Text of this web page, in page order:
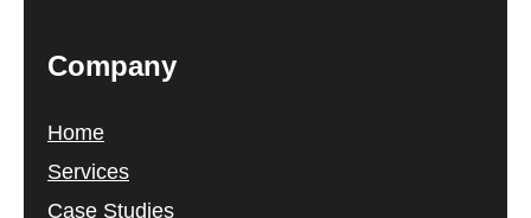
Company
Home
Services
Case Studies